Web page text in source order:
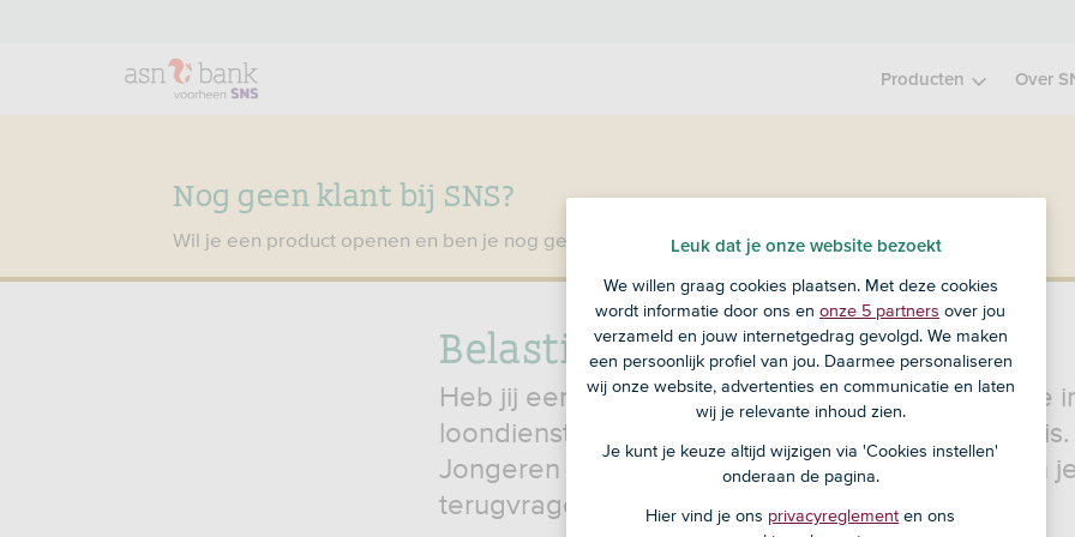
Nog geen klant bij SNS?
Wil je een product openen en ben je nog geen klant bij SNS?Ga dan naar ASN Bank
Producten Over
Belasting terugvragen
Heb jij een bijbaantje of vakantiewerk? En ben je
loondienst? Dan betaal je belasting over je salaris.
Jongeren betalen vaak te veel belasting. Dit kun je
terugvragen bij de Belastingdienst.
Leuk dat je onze website bezoekt
We willen graag cookies plaatsen. Met deze cookies
wordt informatie door ons en onze 5 partners over jou
verzameld en jouw internetgedrag gevolgd. We maken
een persoonlijk profiel van jou. Daarmee personaliseren
wij onze website, advertenties en communicatie en laten
wij je relevante inhoud zien.
Je kunt je keuze altijd wijzigen via 'Cookies instellen'
onderaan de pagina.
Hier vind je ons privacyreglement en ons